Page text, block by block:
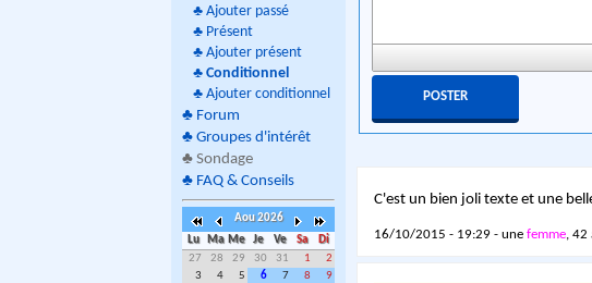
♣ Ajouter passé
♣ Présent
♣ Ajouter présent
♣ Conditionnel
♣ Ajouter conditionnel
♣ Forum
♣ Groupes d'intérêt
♣ Sondage
♣ FAQ & Conseils
Aou 2026
Lu
Ma Me Je Ve Sa
Di
27
28 29 30 31 1
2
3
4 5 6 7 8
9
C'est un bien joli texte et une
16/10/2015 - 19:29 - une femme, 42